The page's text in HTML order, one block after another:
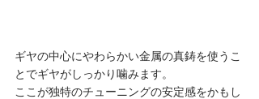
ギヤの中心にやわらかい金属の真鋳を使うこ
とでギヤがしっかり噛みます。
ここが独特のチューニングの安定感をかもし